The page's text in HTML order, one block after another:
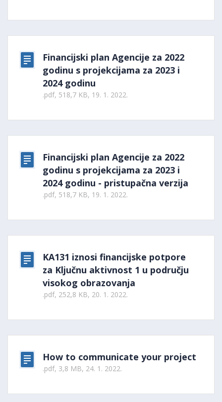
Financijski plan Agencije za 2022
godinu s projekcijama za 2023 i
2024 godinu
.pdf, 518,7 KB, 19. 1. 2022.
Financijski plan Agencije za 2022
godinu s projekcijama za 2023 i
2024 godinu - pristupačna verzija
.pdf, 518,7 KB, 19. 1. 2022.
KA131 iznosi financijske potpore
za Ključnu aktivnost 1 u području
visokog obrazovanja
.pdf, 252,8 KB, 20. 1. 2022.
How to communicate your project
.pdf, 3,8 MB, 24. 1. 2022.